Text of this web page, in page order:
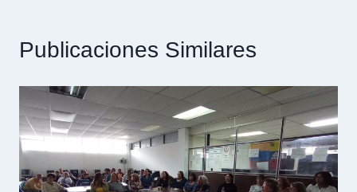
Publicaciones Similares